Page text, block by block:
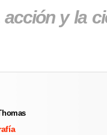
y la